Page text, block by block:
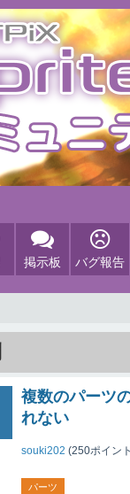
掲示板 バグ報告
複数のパーツ
れない
souki202 (250ポイン
パーツ